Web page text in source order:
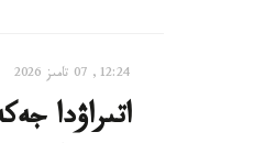
12:24, 07 تامىز 2026
اتىراۋدا